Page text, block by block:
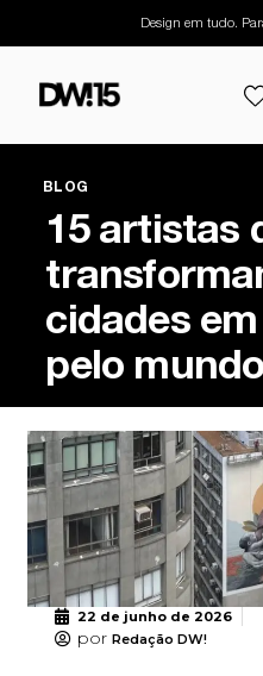
Design em tudo.
BLOG
15 artistas
cidades
pelo mundo
22 de junho de 2026
por Redação DW!